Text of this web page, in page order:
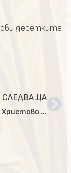
десетките
СЛЕДВАЩА
Патриаршеска св. Литургия по повод Рождество Христово в ПКСХП „Св. Александър Невски“